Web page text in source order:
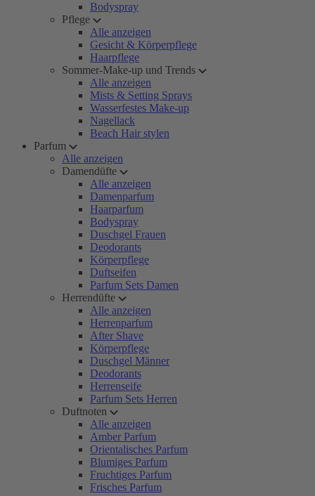
Bodyspray
Pflege
Alle anzeigen
Gesicht & Körperpflege
Haarpflege
Sommer-Make-up und Trends
Alle anzeigen
Mists & Setting Sprays
Wasserfestes Make-up
Nagellack
Beach Hair stylen
Parfum
Alle anzeigen
Damendüfte
Alle anzeigen
Damenparfum
Haarparfum
Bodyspray
Duschgel Frauen
Deodorants
Körperpflege
Duftseifen
Parfum Sets Damen
Herrendüfte
Alle anzeigen
Herrenparfum
After Shave
Körperpflege
Duschgel Männer
Deodorants
Herrenseife
Parfum Sets Herren
Duftnoten
Alle anzeigen
Amber Parfum
Orientalisches Parfum
Blumiges Parfum
Fruchtiges Parfum
Frisches Parfum